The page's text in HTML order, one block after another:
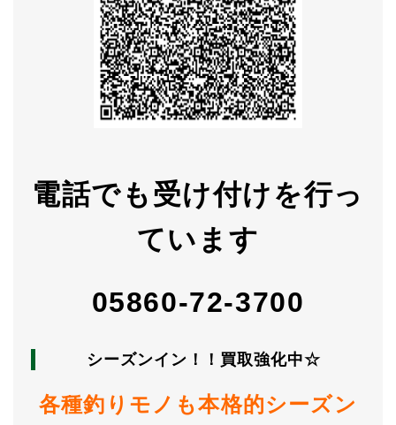
電話でも受け付けを行っ
ています
05860-72-3700
シーズンイン！！買取強化中☆
各種釣りモノも本格的シーズン